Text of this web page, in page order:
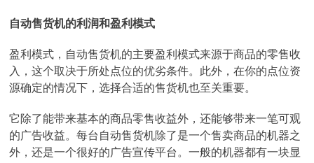
自动售货机的利润和盈利模式
盈利模式，自动售货机的主要盈利模式来源于商品的零售收
入，这个取决于所处点位的优劣条件。此外，在你的点位资
源确定的情况下，选择合适的售货机也至关重要。
它除了能带来基本的商品零售收益外，还能够带来一笔可观
的广告收益。每台自动售货机除了是一个售卖商品的机器之
外，还是一个很好的广告宣传平台。一般的机器都有一块显